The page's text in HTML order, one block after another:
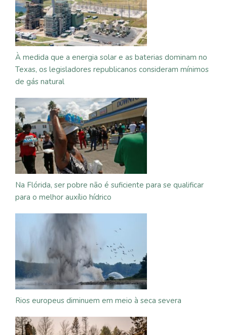
À medida que a energia solar e as baterias dominam no
Texas, os legisladores republicanos consideram mínimos
de gás natural
Na Flórida, ser pobre não é suficiente para se qualificar
para o melhor auxílio hídrico
Rios europeus diminuem em meio à seca severa